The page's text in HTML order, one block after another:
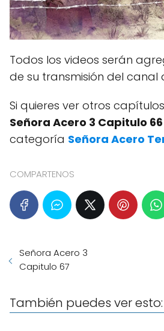
Todos los videos serán
de su transmisión del canal
Si quieres ver otros
Señora Acero 3 Capitulo 66
categoría Señora Acero
COMPARTENOS
Señora Acero 3
Capitulo 67
También puedes ver esto: